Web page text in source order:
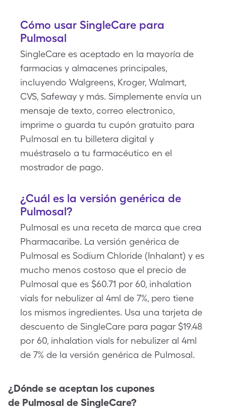
Cómo usar SingleCare para
Pulmosal
SingleCare es aceptado en la mayoría de
farmacias y almacenes principales,
incluyendo Walgreens, Kroger, Walmart,
CVS, Safeway y más. Simplemente envía un
mensaje de texto, correo electronico,
imprime o guarda tu cupón gratuito para
Pulmosal en tu billetera digital y
muéstraselo a tu farmacéutico en el
mostrador de pago.
¿Cuál es la versión genérica de
Pulmosal?
Pulmosal es una receta de marca que crea
Pharmacaribe. La versión genérica de
Pulmosal es Sodium Chloride (Inhalant) y es
mucho menos costoso que el precio de
Pulmosal que es $60.71 por 60, inhalation
vials for nebulizer al 4ml de 7%, pero tiene
los mismos ingredientes. Usa una tarjeta de
descuento de SingleCare para pagar $19.48
por 60, inhalation vials for nebulizer al 4ml
de 7% de la versión genérica de Pulmosal.
¿Dónde se aceptan los cupones
de Pulmosal de SingleCare?